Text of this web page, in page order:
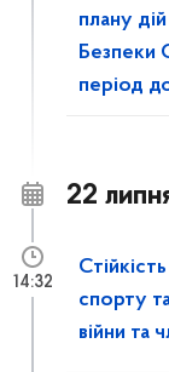
плану
Безпеки
період
22
спорту
війни та
14:32